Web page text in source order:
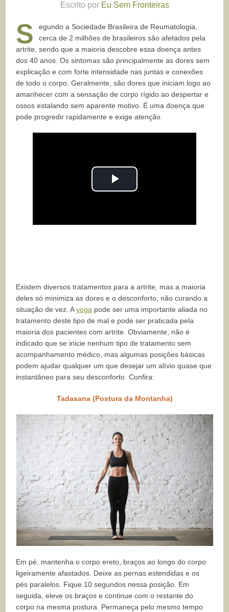
Escrito por Eu Sem Fronteiras
S
egundo a Sociedade Brasileira de Reumatologia,
cerca de 2 milhões de brasileiros são afetados pela
artrite, sendo que a maioria descobre essa doença antes
dos 40 anos. Os sintomas são principalmente as dores sem
explicação e com forte intensidade nas juntas e conexões
de todo o corpo. Geralmente, são dores que iniciam logo ao
amanhecer com a sensação de corpo rígido ao despertar e
ossos estalando sem aparente motivo. É uma doença que
pode progredir rapidamente e exige atenção.
Play
Existem diversos tratamentos para a artrite, mas a maioria
deles só minimiza as dores e o desconforto, não curando a
situação de vez. Ayoga pode ser uma importante aliada no
tratamento deste tipo de mal e pode ser praticada pela
maioria dos pacientes com artrite. Obviamente, não é
indicado que se inicie nenhum tipo de tratamento sem
acompanhamento médico, mas algumas posições básicas
podem ajudar qualquer um que desejar um alívio quase que
instantâneo para seu desconforto. Confira:
Tadasana (Postura da Montanha)
Em pé, mantenha o corpo ereto, braços ao longo do corpo
ligeiramente afastados. Deixe as pernas estendidas e os
pés paralelos. Fique 10 segundos nessa posição. Em
seguida, eleve os braços e continue com o restante do
corpo na mesma postura. Permaneça pelo mesmo tempo